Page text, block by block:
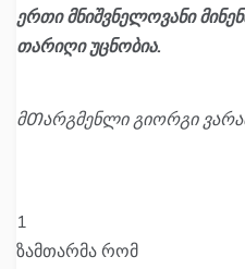
ერთი მნიშვნელოვანი
თარიღი უცნობია.
მᲗარგმენლი გიორგი
1
ზამთარმა რომ